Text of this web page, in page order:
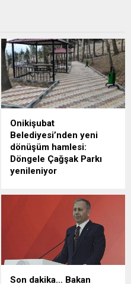
Onikişubat
Belediyesi’nden yeni
dönüşüm hamlesi:
Döngele Çağşak Parkı
yenileniyor
ilçenin dört bir yanında
gerçekleştirdiği çevre
düzenleme ve yeşil alan
projeleriyle vatandaşların
yaşam kalitesini artırmaya
devam ediyor. Bu
Mahallesi’nde uzun yıllardır
Son dakika… Bakan